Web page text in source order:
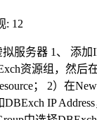
: 12
拟服务器 1、 添
资源组，然后
； 2）在New
IP Address